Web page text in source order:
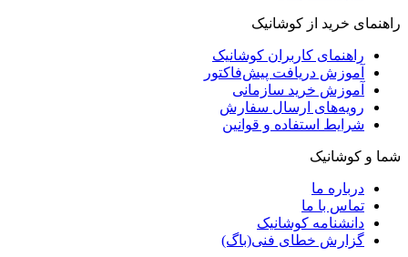
راهنمای خرید از کوشانیک
راهنمای کاربران کوشانیک
آموزش دریافت پیش‌فاکتور
آموزش خرید سازمانی
رویه‌های ارسال سفارش
شرایط استفاده و قوانین
شما و کوشانیک
درباره ما
تماس با ما
دانشنامه کوشانیک
گزارش خطای فنی(باگ)